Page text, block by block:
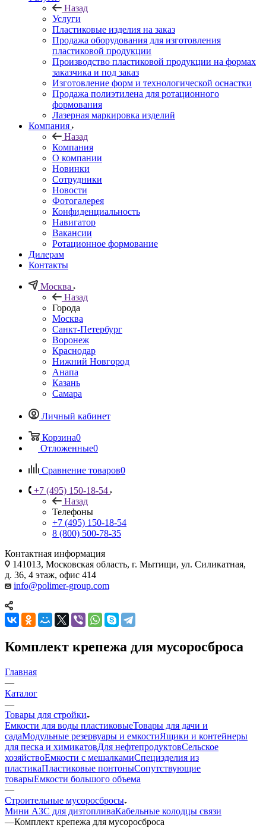
Назад
Услуги
Пластиковые изделия на заказ
Продажа оборудования для изготовления
пластиковой продукции
Производство пластиковой продукции на формах
заказчика и под заказ
Изготовление форм и технологической оснастки
Продажа полиэтилена для ротационного
формования
Лазерная маркировка изделий
Компания
Назад
Компания
О компании
Новинки
Сотрудники
Новости
Фотогалерея
Конфиденциальность
Навигатор
Вакансии
Ротационное формование
Дилерам
Контакты
Москва
Назад
Города
Москва
Санкт-Петербург
Воронеж
Краснодар
Нижний Новгород
Анапа
Казань
Самара
Личный кабинет
Корзина0
Отложенные0
Сравнение товаров0
+7 (495) 150-18-54
Назад
Телефоны
+7 (495) 150-18-54
8 (800) 500-78-35
Контактная информация
141013, Московская область, г. Мытищи, ул. Силикатная,
д. 36, 4 этаж, офис 414
info@polimer-group.com
Комплект крепежа для мусоросброса
Главная
—
Каталог
—
Товары для стройки
Емкости для воды пластиковыеТовары для дачи и
садаМодульные резервуары и емкостиЯщики и контейнеры
для песка и химикатовДля нефтепродуктовСельское
хозяйствоЕмкости с мешалкамиСпецизделия из
пластикаПластиковые понтоныСопутствующие
товарыЕмкости большого объема
—
Строительные мусоросбросы
Мини АЗС для дизтопливаКабельные колодцы связи
—Комплект крепежа для мусоросброса